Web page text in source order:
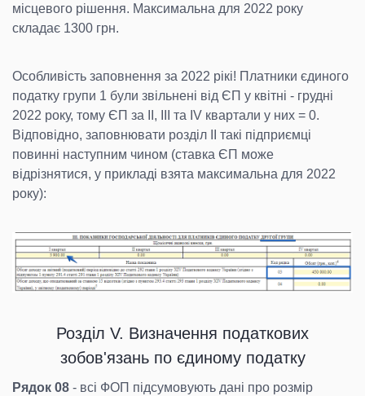
місцевого рішення. Максимальна для 2022 року
складає 1300 грн.
Особливість заповнення за 2022 рікі! Платники єдиного
податку групи 1 були звільнені від ЄП у квітні - грудні
2022 року, тому ЄП за IІ, ІІІ та IV квартали у них = 0.
Відповідно, заповнювати розділ ІІ такі підприємці
повинні наступним чином (ставка ЄП може
відрізнятися, у прикладі взята максимальна для 2022
року):
Розділ V. Визначення податкових
зобов'язань по єдиному податку
Рядок 08 - всі ФОП підсумовують дані про розмір